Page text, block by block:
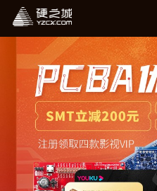
硬姐智造
在线计价（敬请期待）
我的订单（敬请期待）
企业介绍
新闻资讯